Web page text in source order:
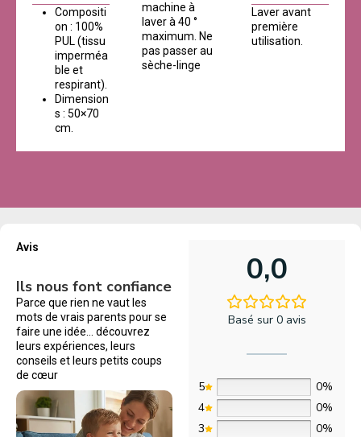
Compositi
on : 100%
PUL (tissu
imperméa
ble et
respirant).
Dimension
s : 50×70
cm.
machine à
laver à 40 °
maximum. Ne
pas passer au
sèche-linge
Laver avant
première
utilisation.
Avis
Ils nous font confiance
Parce que rien ne vaut les
mots de vrais parents pour se
faire une idée… découvrez
leurs expériences, leurs
conseils et leurs petits coups
de cœur
0,0
Basé sur 0 avis
5
0%
4
0%
3
0%